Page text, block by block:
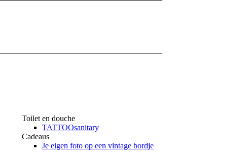
Toilet en douche
TATTOOsanitary
Cadeaus
Je eigen foto op een vintage bordje